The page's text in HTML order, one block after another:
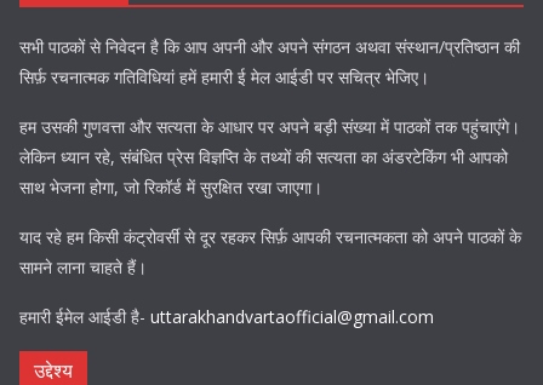
सभी पाठकों से निवेदन है कि आप अपनी और अपने संगठन अथवा संस्थान/प्रतिष्ठान की
सिर्फ़ रचनात्मक गतिविधियां हमें हमारी ई मेल आईडी पर सचित्र भेजिए।
हम उसकी गुणवत्ता और सत्यता के आधार पर अपने बड़ी संख्या में पाठकों तक पहुंचाएंगे।
लेकिन ध्यान रहे, संबंधित प्रेस विज्ञप्ति के तथ्यों की सत्यता का अंडरटेकिंग भी आपको
साथ भेजना होगा, जो रिकॉर्ड में सुरक्षित रखा जाएगा।
याद रहे हम किसी कंट्रोवर्सी से दूर रहकर सिर्फ़ आपकी रचनात्मकता को अपने पाठकों के
सामने लाना चाहते हैं।
हमारी ईमेल आईडी है- uttarakhandvartaofficial@gmail.com
उद्देश्य